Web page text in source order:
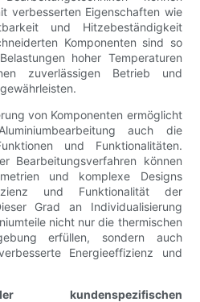
verbesserten Eigenschaften wie
und Hitzebeständigkeit
Komponenten sind so
hoher Temperaturen
zuverlässigen Betrieb und
von Komponenten ermöglicht
auch die
und Funktionalitäten.
Bearbeitungsverfahren können
und komplexe Designs
und Funktionalität der
Grad an Individualisierung
nicht nur die thermischen
erfüllen, sondern auch
Energieeffizienz und
kundenspezifischen